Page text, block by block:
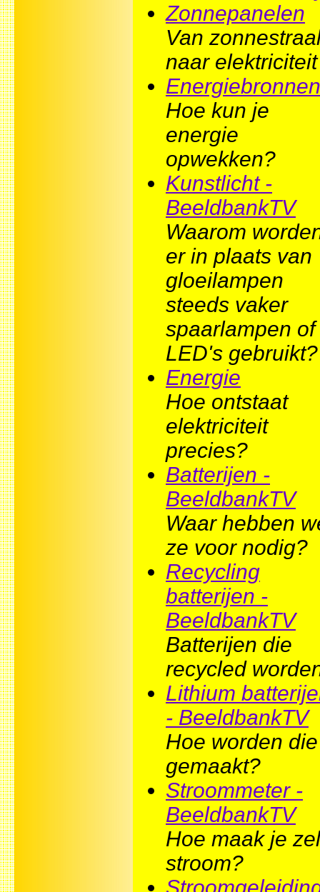
Zonnepanelen
Van
naar elektriciteit
Energiebronnen
Hoe kun je
energie
opwekken?
Kunstlicht -
BeeldbankTV
Waarom
er in plaats van
gloeilampen
steeds vaker
spaarlampen of
LED's gebruikt?
Energie
Hoe ontstaat
elektriciteit
precies?
Batterijen -
BeeldbankTV
Waar hebben
ze voor nodig?
Recycling
batterijen -
BeeldbankTV
Batterijen die
recycled
Lithium
- BeeldbankTV
Hoe worden die
gemaakt?
Stroommeter -
BeeldbankTV
Hoe maak je
stroom?